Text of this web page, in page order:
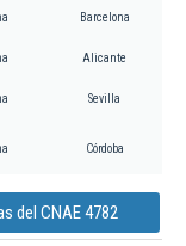
Barcelona
Alicante
Sevilla
Córdoba
del CNAE 4782